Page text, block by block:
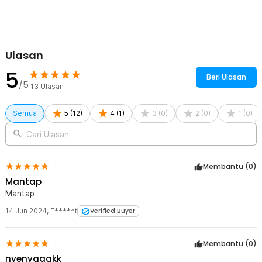
1 x TaffSPORT Bantal Angin Travel Camping Inflatable Air Pillow
Ulasan
5/5 13 Ulasan
Beri Ulasan
Semua 5 (12) 4 (1 ) 3 (0) 2 (0) 1 (0)
Cari Ulasan
Membantu (0)
Mantap
Mantap
14 Jun 2024, E*****t Verified Buyer
Membantu (0)
nyenyaaakk